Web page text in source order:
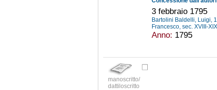
3 febbraio 1795
Bartolini Baldelli, Luigi,
Francesco, sec. XVIII-
Anno: 1795
manoscritto/
dattiloscritto